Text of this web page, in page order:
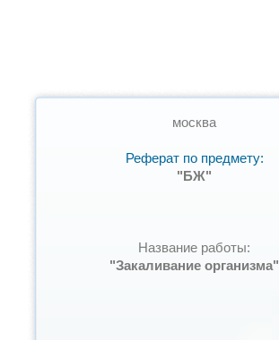
москва
Реферат по предмету:
"БЖ"
Название работы:
"Закаливание организма"